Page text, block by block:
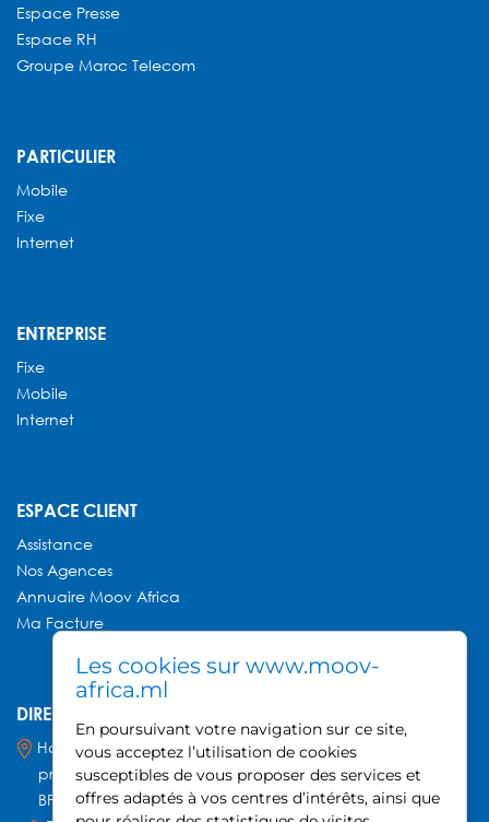
Espace Presse
Espace RH
Groupe Maroc Telecom
PARTICULIER
Mobile
Fixe
Internet
ENTREPRISE
Fixe
Mobile
Internet
ESPACE CLIENT
Assistance
Nos Agences
Annuaire Moov Africa
Ma Facture
DIRECTION GÉNÉRALE MOOV AFRICA
Hamdallaye ACI 2000,
près du Palais des Sports
BP 740, Bamako - Mali
Les cookies sur www.moov-
africa.ml
En poursuivant votre navigation sur ce site,
vous acceptez l’utilisation de cookies
susceptibles de vous proposer des services et
offres adaptés à vos centres d’intérêts, ainsi que